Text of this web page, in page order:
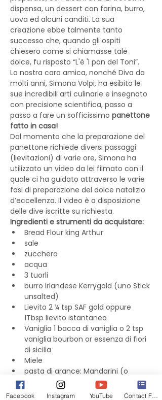
dispensa, un dessert con farina, burro,
uova ed alcuni canditi. La sua
creazione ebbe talmente tanto
successo che, quando gli ospiti
chiesero come si chiamasse tale
dolce, fu risposto “L'è 'l pan del Toni”.
La nostra cara amica, nonché Diva da
molti anni, Simona Volpi, ha esibito le
sue incredibili arti culinarie e insegnato
con precisione scientifica, passo a
passo a fare un sofficissimo panettone
fatto in casa!
Dal momento che la preparazione del
panettone richiede diversi passaggi
(lievitazioni) di varie ore, Simona ha
utilizzato un video da lei filmato con il
quale ci ha guidato attraverso le varie
fasi di preparazione del dolce natalizio
d’eccellenza. Il video è a disposizione
delle dive iscritte su richiesta.
Ingredienti e strumenti da acquistare:
Bread Flour king Arthur
sale
zucchero
acqua
3 tuorli
burro Irlandese Kerrygold (uno Stick
unsalted)
Lievito 2 ¼ tsp SAF gold oppure
1Tbsp lievito istantaneo
Vaniglia 1 bacca di vaniglia o 2 tsp
vaniglia bourbon or essenza di fiori
di sicilia
Miele
pasta di arance: Mandarini (o
arance o limoni) organici 250 gr,
Zucchero
Facebook Instagram YouTube Contact Form